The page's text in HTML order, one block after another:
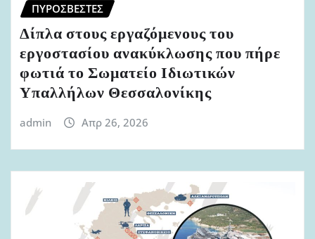
ΠΥΡΟΣΒΈΣΤΕΣ
Δίπλα στους εργαζόμενους του
εργοστασίου ανακύκλωσης που πήρε
φωτιά το Σωματείο Ιδιωτικών
Υπαλλήλων Θεσσαλονίκης
admin Απρ 26, 2026